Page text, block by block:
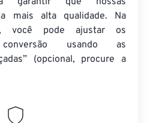
mais alta qualidade. Na
você pode ajustar os
usando as
(opcional, procure a